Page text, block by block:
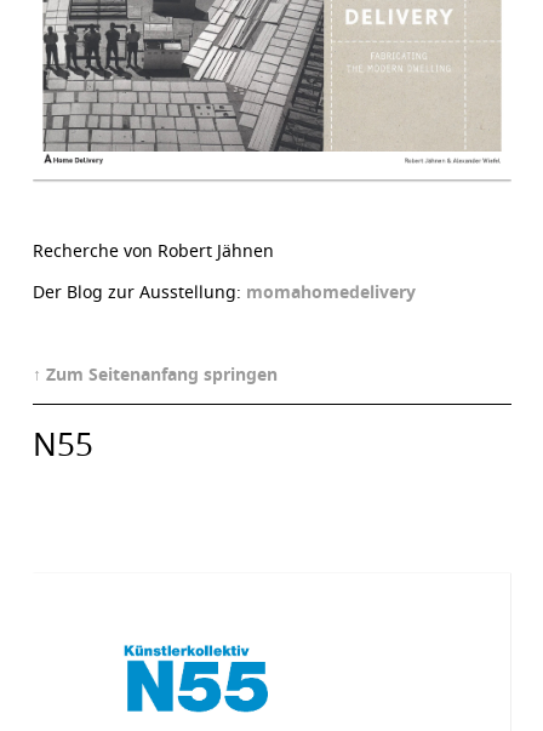
Recherche von Robert Jähnen
Der Blog zur Ausstellung: momahomedelivery
↑ Zum Seitenanfang springen
N55